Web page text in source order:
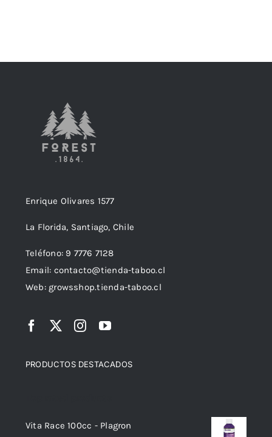
Enrique Olivares 1577
La Florida, Santiago, Chile
Teléfono: 9 7776 7128
Email: contacto@tienda-taboo.cl
Web: growsshop.tienda-taboo.cl
PRODUCTOS DESTACADOS
Vita Race 100cc - Plagron